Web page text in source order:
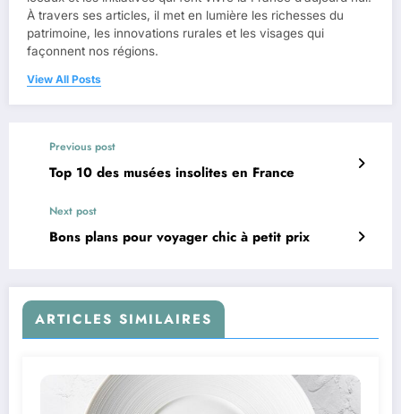
À travers ses articles, il met en lumière les richesses du
patrimoine, les innovations rurales et les visages qui
façonnent nos régions.
View All Posts
Previous post
Top 10 des musées insolites en France
Next post
Bons plans pour voyager chic à petit prix
ARTICLES SIMILAIRES